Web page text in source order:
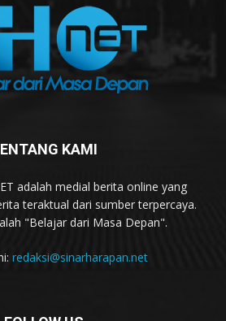
KAMI
adalah medial berita online yang
teraktual dari sumber terpercaya.
"Belajar dari Masa Depan".
redaksi@sinarharapan.net